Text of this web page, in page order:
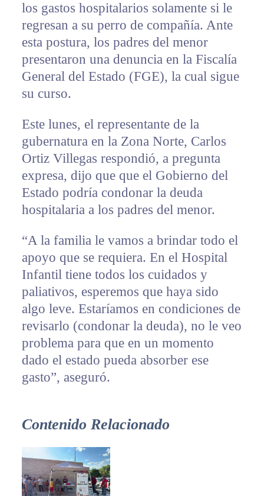
los gastos hospitalarios solamente si le
regresan a su perro de compañía. Ante
esta postura, los padres del menor
presentaron una denuncia en la Fiscalía
General del Estado (FGE), la cual sigue
su curso.
Este lunes, el representante de la
gubernatura en la Zona Norte, Carlos
Ortiz Villegas respondió, a pregunta
expresa, dijo que que el Gobierno del
Estado podría condonar la deuda
hospitalaria a los padres del menor.
“A la familia le vamos a brindar todo el
apoyo que se requiera. En el Hospital
Infantil tiene todos los cuidados y
paliativos, esperemos que haya sido
algo leve. Estaríamos en condiciones de
revisarlo (condonar la deuda), no le veo
problema para que en un momento
dado el estado pueda absorber ese
gasto”, aseguró.
Contenido Relacionado